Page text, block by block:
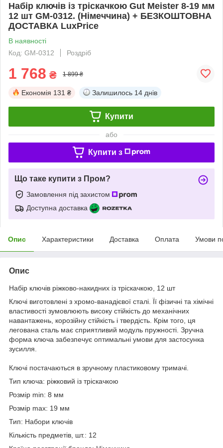
Набір ключів із тріскачкою Gut Meister 8-19 мм
12 шт GM-0312. (Німеччина) + БЕЗКОШТОВНА
ДОСТАВКА LuxPrice
В наявності
Код: GM-0312
Роздріб
1 768 ₴ 1 899 ₴
Економія 131 ₴ Залишилось 14 днів
Купити
або
Купити з
Що таке купити з Пром?
Замовлення під захистом
Доступна доставка
Опис Характеристики Доставка Оплата Умови
Опис
Набір ключів ріжково-накидних із тріскачкою, 12 шт
Ключі виготовлені з хромо-ванадієвої сталі. Її фізичні та хімічні
властивості зумовлюють високу стійкість до механічних
навантажень, корозійну стійкість і твердість. Крім того, ця
легована сталь має сприятливий модуль пружності. Зручна
форма ключа забезпечує оптимальні умови для застосунка
зусилля.
Ключі постачаються в зручному пластиковому тримачі.
Тип ключа: ріжковий із тріскачкою
Розмір min: 8 мм
Розмір max: 19 мм
Тип: Набори ключів
Кількість предметів, шт.: 12